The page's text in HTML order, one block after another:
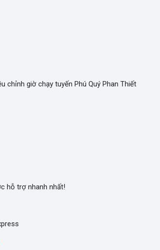
chỉnh giờ chạy tuyến Phú Quý Phan Thiết
hỗ trợ nhanh nhất!